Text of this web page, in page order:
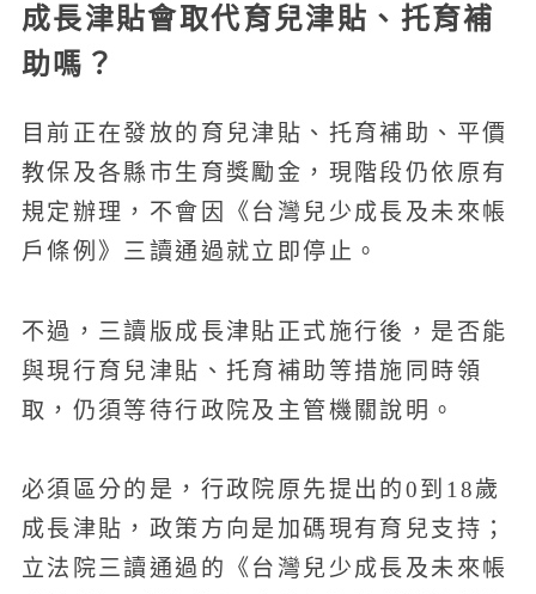
成長津貼會取代育兒津貼、托育補
助嗎？
目前正在發放的育兒津貼、托育補助、平價
教保及各縣市生育獎勵金，現階段仍依原有
規定辦理，不會因《台灣兒少成長及未來帳
戶條例》三讀通過就立即停止。
不過，三讀版成長津貼正式施行後，是否能
與現行育兒津貼、托育補助等措施同時領
取，仍須等待行政院及主管機關說明。
必須區分的是，行政院原先提出的0到18歲
成長津貼，政策方向是加碼現有育兒支持；
立法院三讀通過的《台灣兒少成長及未來帳